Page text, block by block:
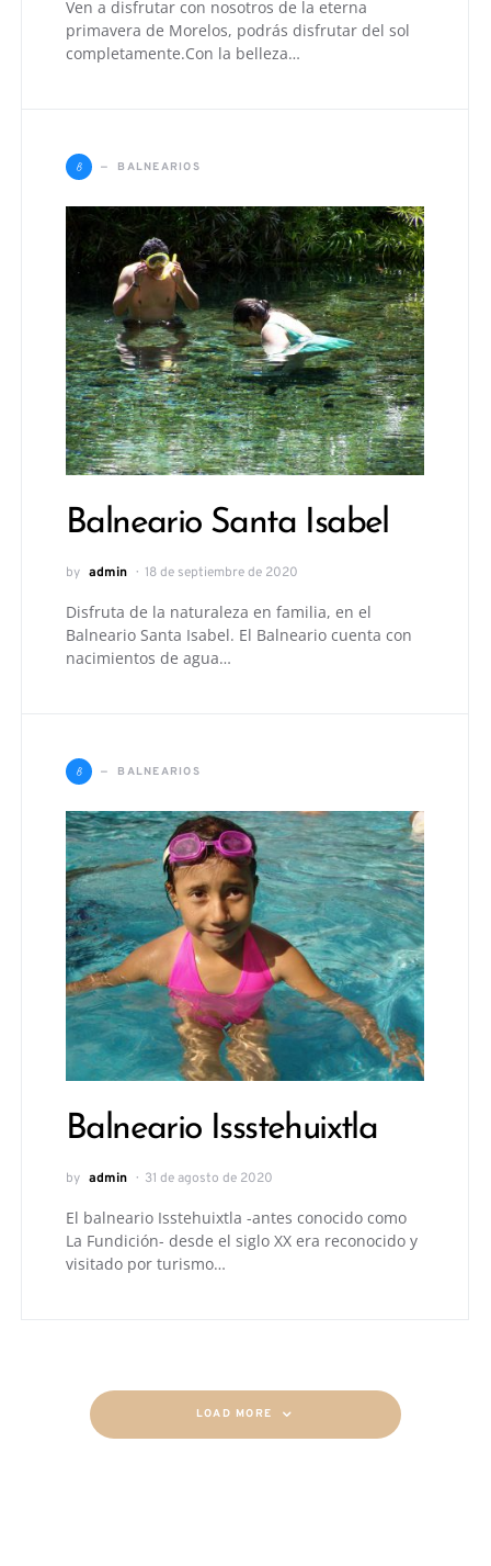
Ven a disfrutar con nosotros de la eterna
primavera de Morelos, podrás disfrutar del sol
completamente.Con la belleza…
B BALNEARIOS
Balneario Santa Isabel
by admin 18 de septiembre de 2020
Disfruta de la naturaleza en familia, en el
Balneario Santa Isabel. El Balneario cuenta con
nacimientos de agua…
B BALNEARIOS
Balneario Issstehuixtla
by admin 31 de agosto de 2020
El balneario Isstehuixtla -antes conocido como
La Fundición- desde el siglo XX era reconocido y
visitado por turismo…
LOAD MORE